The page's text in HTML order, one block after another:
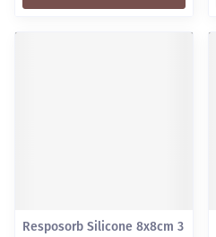
Resposorb Silicone 8x8cm 3